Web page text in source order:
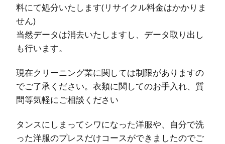
料にて処分いたします(リサイクル料金はかかりま
せん)
当然データは消去いたしますし、データ取り出し
も行います。
現在クリーニング業に関しては制限がありますの
でご了承ください。衣類に関してのお手入れ、質
問等気軽にご相談ください
タンスにしまってシワになった洋服や、自分で洗
った洋服のプレスだけコースができましたのでご